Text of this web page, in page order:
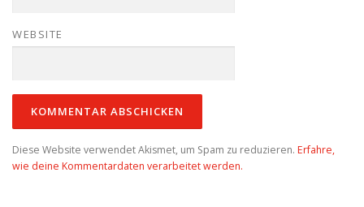
WEBSITE
Diese Website verwendet Akismet, um Spam zu reduzieren. Erfahre,
wie deine Kommentardaten verarbeitet werden.